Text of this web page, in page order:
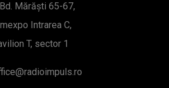
Bd. Mărăști 65-67,
Intrarea C,
T, sector 1